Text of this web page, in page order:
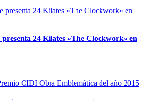
24 Kilates «The Clockwork» en